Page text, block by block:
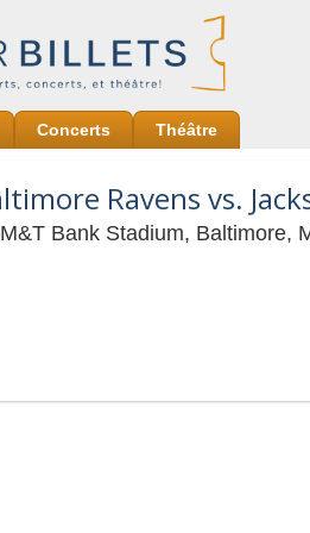
Concerts Théâtre
M&T Bank Stadium, Baltimore,